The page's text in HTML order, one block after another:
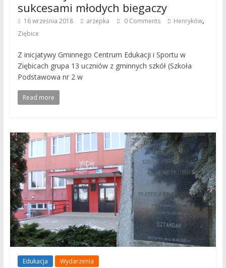
sukcesami młodych biegaczy
16 września 2018 arzepka 0 Comments Henryków,
Ziębice
Z inicjatywy Gminnego Centrum Edukacji i Sportu w
Ziębicach grupa 13 uczniów z gminnych szkół (Szkoła
Podstawowa nr 2 w
Read more
Edukacja Wydarzenia